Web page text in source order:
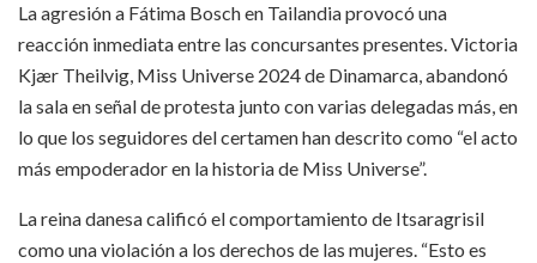
La agresión a Fátima Bosch en Tailandia provocó una
reacción inmediata entre las concursantes presentes. Victoria
Kjær Theilvig, Miss Universe 2024 de Dinamarca, abandonó
la sala en señal de protesta junto con varias delegadas más, en
lo que los seguidores del certamen han descrito como “el acto
más empoderador en la historia de Miss Universe”.​​
La reina danesa calificó el comportamiento de Itsaragrisil
como una violación a los derechos de las mujeres. “Esto es